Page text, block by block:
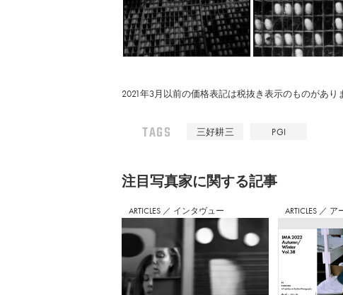
2021年3月以前の価格表記は税抜き表示のものがあり
TAGS 三好耕三 PGI
注⽬写真家に関する記事
ARTICLES ／ インタヴュー ARTICLES ／ ア